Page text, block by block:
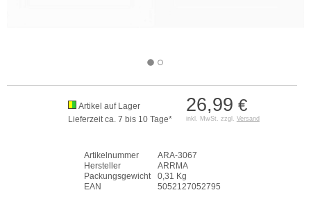
26,99 €
inkl. MwSt. zzgl. Versand
Artikel auf Lager
Lieferzeit ca. 7 bis 10 Tage*
Artikelnummer
ARA-3067
Hersteller
ARRMA
Packungsgewicht
0,31 Kg
EAN
5052127052795